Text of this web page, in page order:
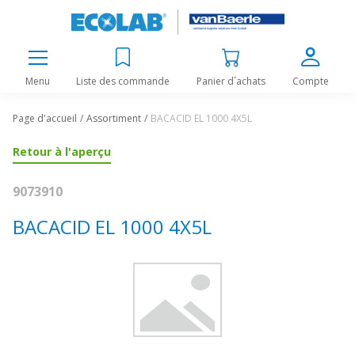
Menu Liste des commande Panier d´achats Compte
Page d'accueil Assortiment BACACID EL 1000 4X5L
Retour à l'aperçu
9073910
BACACID EL 1000 4X5L